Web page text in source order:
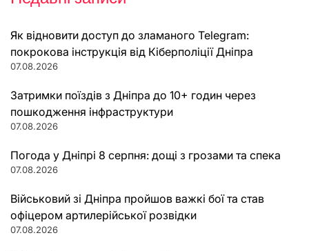
Як відновити доступ до зламаного Telegram:
покрокова інструкція від Кіберполіції Дніпра
07.08.2026
Затримки поїздів з Дніпра до 10+ годин через
пошкодження інфраструктури
07.08.2026
Погода у Дніпрі 8 серпня: дощі з грозами та спека
07.08.2026
Військовий зі Дніпра пройшов важкі бої та став
офіцером артилерійської розвідки
07.08.2026